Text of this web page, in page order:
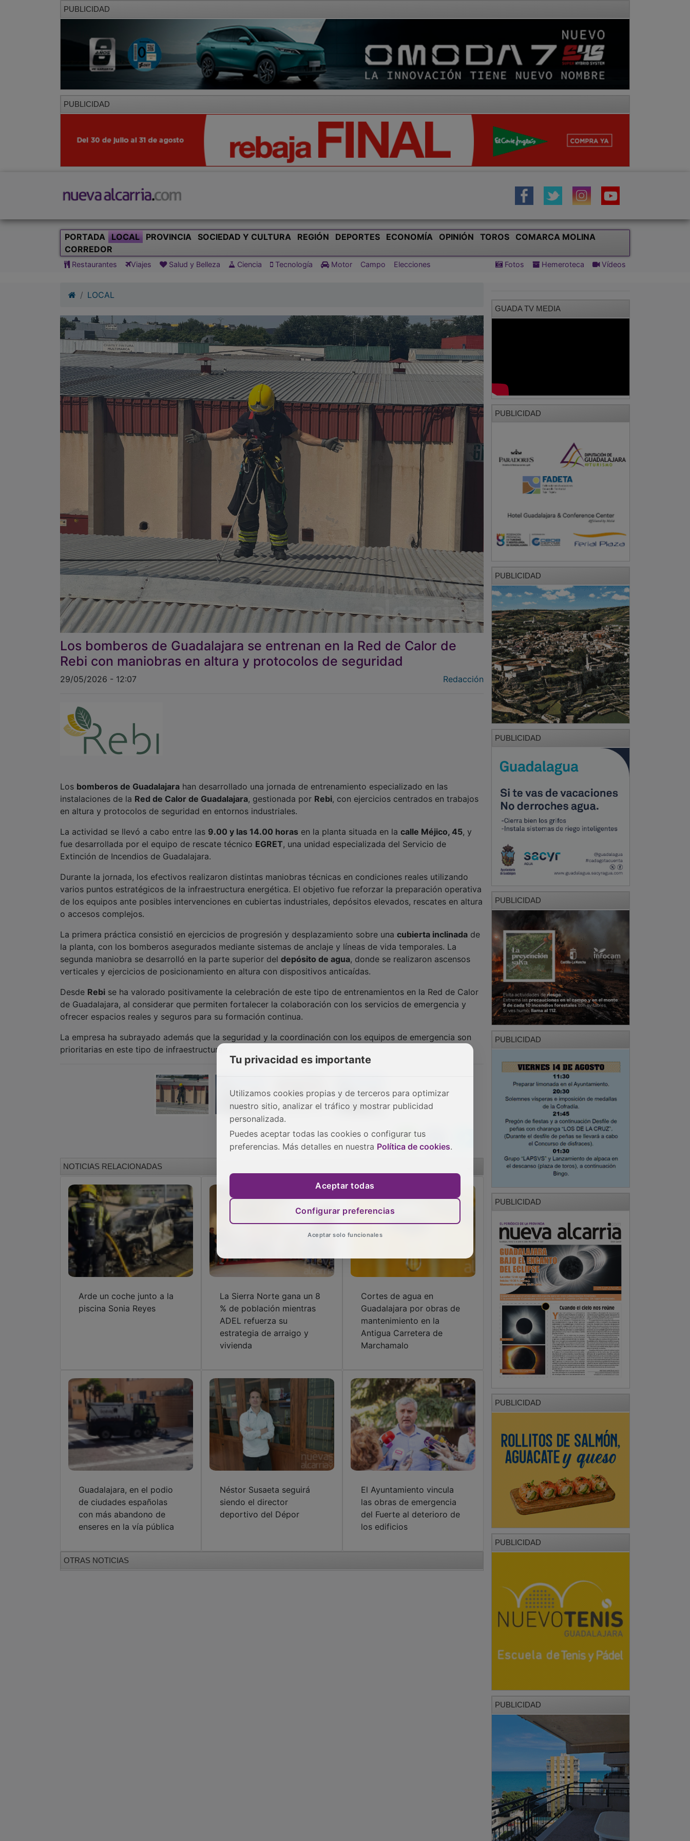
PUBLICIDAD
PUBLICIDAD
PORTADA LOCAL PROVINCIA SOCIEDAD Y CULTURA REGIÓN DEPORTES ECONOMÍA OPINIÓN TOROS
COMARCA MOLINA
CORREDOR
Restaurantes Viajes Salud y Belleza Ciencia Tecnología Motor Campo Elecciones Fotos Hemeroteca Vídeos
LOCAL
Los bomberos de Guadalajara se entrenan en la Red de Calor de
Rebi con maniobras en altura y protocolos de seguridad
29/05/2026 - 12:07 Redacción
Los bomberos de Guadalajara han desarrollado una jornada de entrenamiento especializado en las
instalaciones de la Red de Calor de Guadalajara, gestionada por Rebi, con ejercicios centrados en trabajos
en altura y protocolos de seguridad en entornos industriales.
La actividad se llevó a cabo entre las 9.00 y las 14.00 horas en la planta situada en la calle Méjico, 45, y
fue desarrollada por el equipo de rescate técnico EGRET, una unidad especializada del Servicio de
Extinción de Incendios de Guadalajara.
Durante la jornada, los efectivos realizaron distintas maniobras técnicas en condiciones reales utilizando
varios puntos estratégicos de la infraestructura energética. El objetivo fue reforzar la preparación operativa
de los equipos ante posibles intervenciones en cubiertas industriales, depósitos elevados, rescates en altura
o accesos complejos.
La primera práctica consistió en ejercicios de progresión y desplazamiento sobre una cubierta inclinada de
la planta, con los bomberos asegurados mediante sistemas de anclaje y líneas de vida temporales. La
segunda maniobra se desarrolló en la parte superior del depósito de agua, donde se realizaron ascensos
verticales y ejercicios de posicionamiento en altura con dispositivos anticaídas.
Desde Rebi se ha valorado positivamente la celebración de este tipo de entrenamientos en la Red de Calor
de Guadalajara, al considerar que permiten fortalecer la colaboración con los servicios de emergencia y
ofrecer espacios reales y seguros para su formación continua.
La empresa ha subrayado además que la seguridad y la coordinación con los equipos de emergencia son
prioritarias en este tipo de infraestructuras.
NOTICIAS RELACIONADAS
Arde un coche junto a la
piscina Sonia Reyes
La Sierra Norte gana un 8
% de población mientras
ADEL refuerza su
estrategia de arraigo y
vivienda
Cortes de agua en
Guadalajara por obras de
mantenimiento en la
Antigua Carretera de
Marchamalo
Guadalajara, en el podio
de ciudades españolas
con más abandono de
enseres en la vía pública
Néstor Susaeta seguirá
siendo el director
deportivo del Dépor
El Ayuntamiento vincula
las obras de emergencia
del Fuerte al deterioro de
los edificios
OTRAS NOTICIAS
GUADA TV MEDIA
PUBLICIDAD
PUBLICIDAD
PUBLICIDAD
PUBLICIDAD
PUBLICIDAD
PUBLICIDAD
PUBLICIDAD
PUBLICIDAD
PUBLICIDAD
Tu privacidad es importante
Utilizamos cookies propias y de terceros para optimizar
nuestro sitio, analizar el tráfico y mostrar publicidad
personalizada.
Puedes aceptar todas las cookies o configurar tus
preferencias. Más detalles en nuestra Política de cookies.
Aceptar todas
Configurar preferencias
Aceptar solo funcionales